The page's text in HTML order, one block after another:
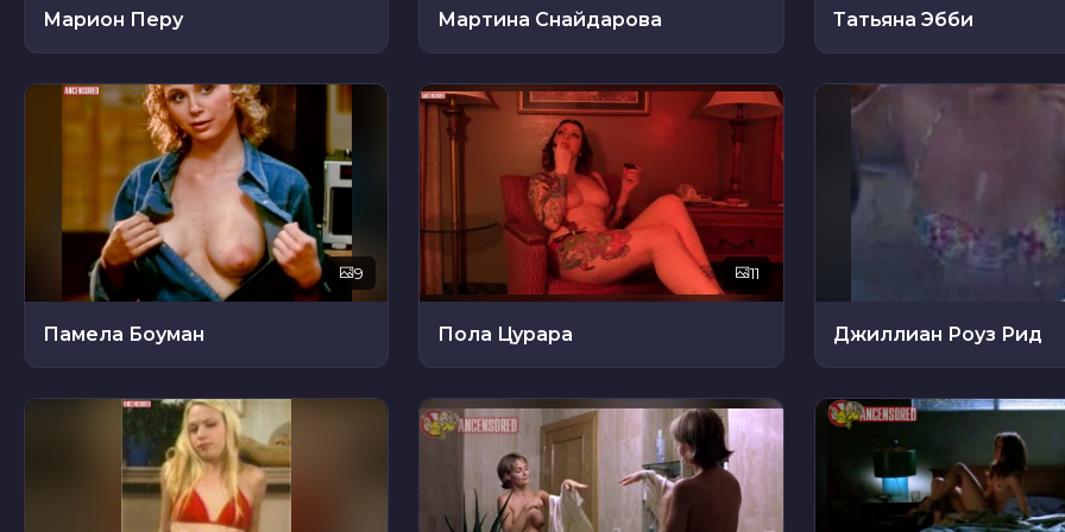
Марион Перу Мартина Снайдарова Татьяна Эбби
9
Памела Боуман
11
Пола Цурара Джиллиан Роуз Рид